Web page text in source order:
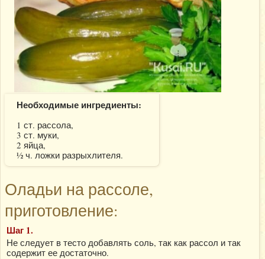
Необходимые ингредиенты:
1 ст. рассола,
3 ст. муки,
2 яйца,
½ ч. ложки разрыхлителя.
Оладьи на рассоле,
приготовление:
Шаг 1.
Не следует в тесто добавлять соль, так как рассол и так
содержит ее достаточно.